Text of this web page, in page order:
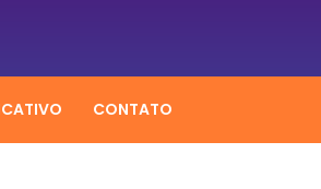
CONTATO